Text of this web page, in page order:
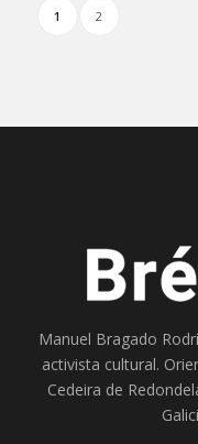
1 2
Manuel Bragado
activista cultural.
Cedeira de